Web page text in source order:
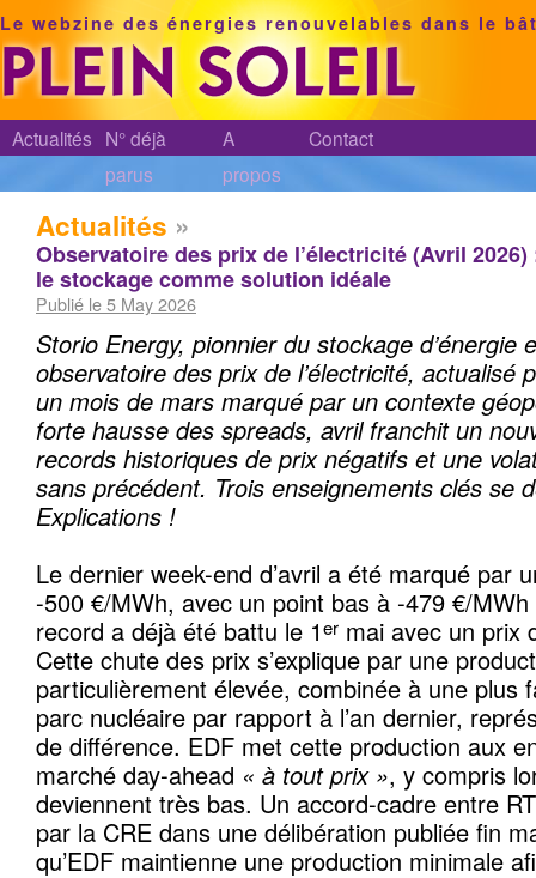
Le webzine des énergies renouvelables dans le
Actualités N° déjà
parus
A
propos
Contact
Actualités »
Observatoire des prix de l’électricité (Avril
le stockage comme solution idéale
Publié le 5 May 2026
Storio Energy, pionnier du stockage d’énergie
observatoire des prix de l’électricité, actualisé
un mois de mars marqué par un contexte
forte hausse des spreads, avril franchit un
records historiques de prix négatifs et une
sans précédent. Trois enseignements clés se
Explications !
Le dernier week-end d’avril a été marqué par
-500 €/MWh, avec un point bas à -479 €/
record a déjà été battu le 1er mai avec un prix
Cette chute des prix s’explique par une
particulièrement élevée, combinée à une plus
parc nucléaire par rapport à l’an dernier,
de différence. EDF met cette production aux
marché day-ahead « à tout prix », y compris
deviennent très bas. Un accord-cadre entre
par la CRE dans une délibération publiée fin
qu’EDF maintienne une production minimale